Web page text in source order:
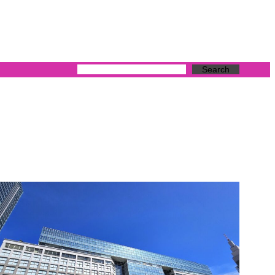
Search